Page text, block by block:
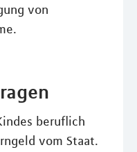
von
beruflich
vom Staat.